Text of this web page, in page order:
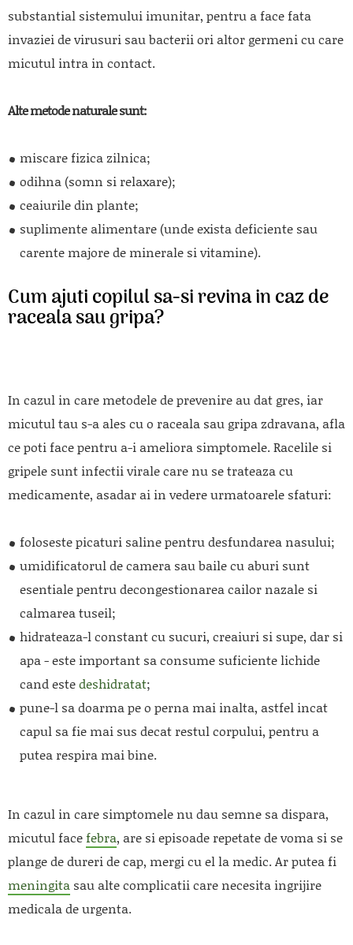
substantial sistemului imunitar, pentru a face fata
invaziei de virusuri sau bacterii ori altor germeni cu care
micutul intra in contact.
Alte metode naturale sunt:
miscare fizica zilnica;
odihna (somn si relaxare);
ceaiurile din plante;
suplimente alimentare (unde exista deficiente sau
carente majore de minerale si vitamine).
Cum ajuti copilul sa-si revina in caz de
raceala sau gripa?
In cazul in care metodele de prevenire au dat gres, iar
micutul tau s-a ales cu o raceala sau gripa zdravana, afla
ce poti face pentru a-i ameliora simptomele. Racelile si
gripele sunt infectii virale care nu se trateaza cu
medicamente, asadar ai in vedere urmatoarele sfaturi:
foloseste picaturi saline pentru desfundarea nasului;
umidificatorul de camera sau baile cu aburi sunt
esentiale pentru decongestionarea cailor nazale si
calmarea tuseil;
hidrateaza-l constant cu sucuri, creaiuri si supe, dar si
apa - este important sa consume suficiente lichide
cand estedeshidratat;
pune-l sa doarma pe o perna mai inalta, astfel incat
capul sa fie mai sus decat restul corpului, pentru a
putea respira mai bine.
In cazul in care simptomele nu dau semne sa dispara,
micutul facefebra, are si episoade repetate de voma si se
plange de dureri de cap, mergi cu el la medic. Ar putea fi
meningita sau alte complicatii care necesita ingrijire
medicala de urgenta.